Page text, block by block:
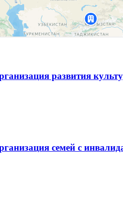
развития
семей с